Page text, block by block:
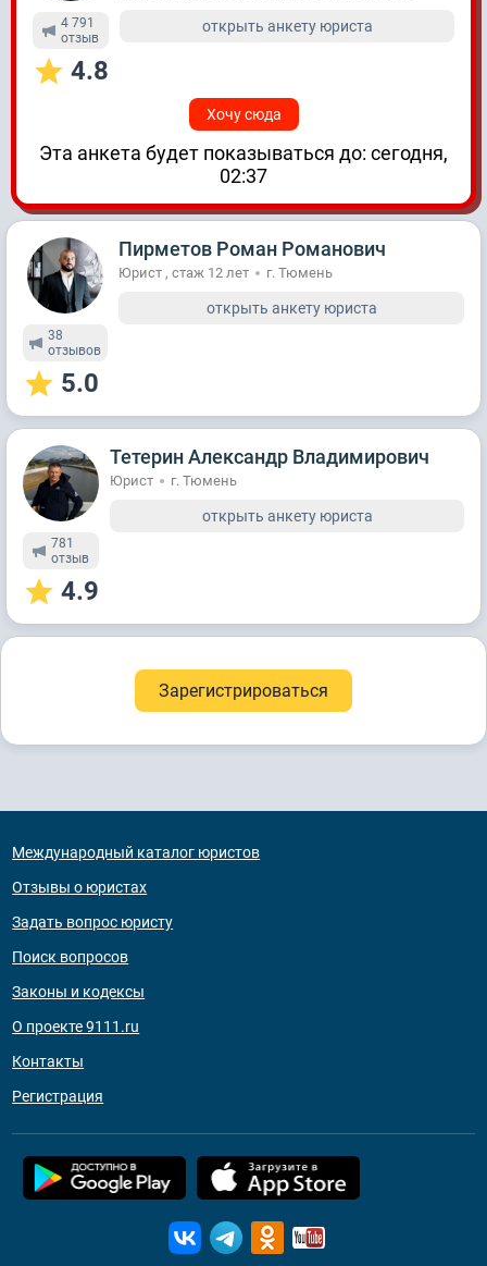
4 791
отзыв
4.8
открыть анкету юриста
Хочу сюда
Эта анкета будет показываться до: сегодня,
02:37
38
отзывов
5.0
Пирметов Роман Романович
Юрист , стаж 12 лет г. Тюмень
открыть анкету юриста
781
отзыв
4.9
Тетерин Александр Владимирович
Юрист г. Тюмень
открыть анкету юриста
Зарегистрироваться
Международный каталог юристов
Отзывы о юристах
Задать вопрос юристу
Поиск вопросов
Законы и кодексы
О проекте 9111.ru
Контакты
Регистрация